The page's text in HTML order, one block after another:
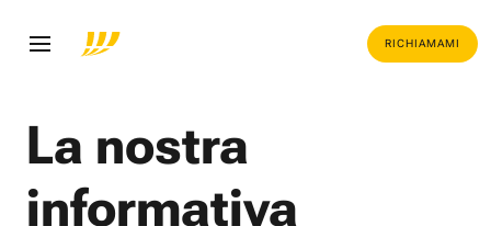
RICHIAMAMI
La nostra
informativa